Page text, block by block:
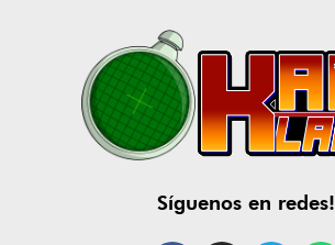
Síguenos en redes!